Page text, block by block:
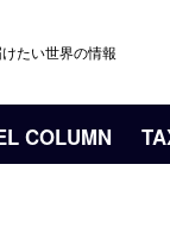
たい世界の情報
COLUMN